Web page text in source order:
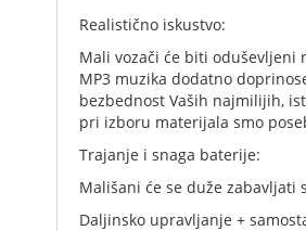
Realistično iskustvo:
Mali vozači će biti oduševljeni
MP3 muzika dodatno
bezbednost Vaših najmilijih,
pri izboru materijala smo
Trajanje i snaga baterije:
Mališani će se duže zabavljati
Daljinsko upravljanje +